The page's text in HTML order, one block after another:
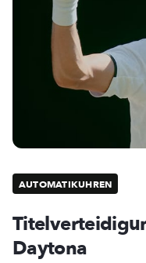
AUTOMATIKUHREN
Daytona